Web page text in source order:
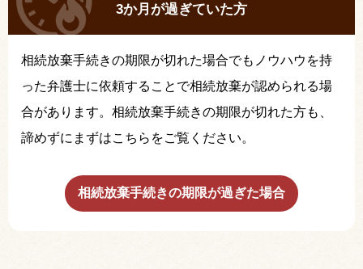
3か月が過ぎていた方
相続放棄手続きの期限が切れた場合でもノウハウを持
った弁護士に依頼することで相続放棄が認められる場
合があります。相続放棄手続きの期限が切れた方も、
諦めずにまずはこちらをご覧ください。
相続放棄手続きの期限が過ぎた場合